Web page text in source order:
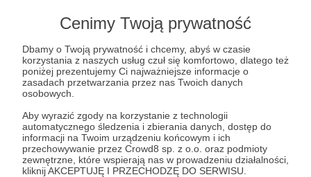
Cenimy Twoją prywatność
Dbamy o Twoją prywatność i chcemy, abyś w czasie
korzystania z naszych usług czuł się komfortowo, dlatego też
poniżej prezentujemy Ci najważniejsze informacje o
zasadach przetwarzania przez nas Twoich danych
osobowych.
Aby wyrazić zgody na korzystanie z technologii
automatycznego śledzenia i zbierania danych, dostęp do
informacji na Twoim urządzeniu końcowym i ich
przechowywanie przez Crowd8 sp. z o.o. oraz podmioty
zewnętrzne, które wspierają nas w prowadzeniu działalności,
kliknij AKCEPTUJĘ I PRZECHODZĘ DO SERWISU.
Zestaw Prawdziwych Informacji 3#64
fact-checking lokalny, aby wszyscy mieli dostęp do
rzetelnych informacji. Wiola Myszkowska dzieli się swoją
perspektywą na to nasze działanie. Dezinformatorzy
zajmują się nie tylko ogólnopolskimi tematami, orientują
się bardzo dobrze w lokalnych sprawach i starają się
przeciwdziałamy dezinformacji. Dowiedz się, w jaki
sposób. Dołączam też podsumowanie miesiąca.
demagog podsumowanie +3